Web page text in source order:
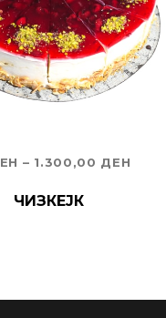
– 1.300,00 ДЕН
ЧИЗКЕЈК